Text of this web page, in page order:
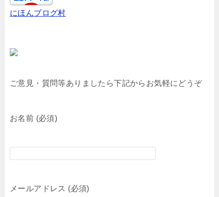
にほんブログ村
ご意見・質問等ありましたら下記からお気軽にどうぞ
お名前 (必須)
メールアドレス (必須)